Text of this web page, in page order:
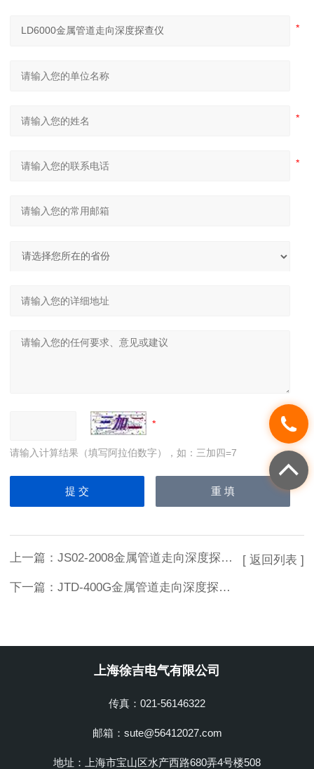
请输入计算结果（填写阿拉伯数字），如：三加四=7
上一篇： JS02-2008金属管道走向深度探查仪
下一篇： JTD-400G金属管道走向深度探查仪
[ 返回列表 ]
上海徐吉电气有限公司
传真：021-56146322
邮箱：sute@56412027.com
地址：上海市宝山区水产西路680弄4号楼508